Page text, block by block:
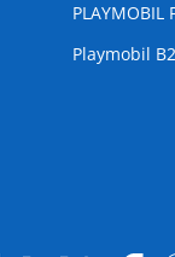
PLAYMOBIL
Playmobil